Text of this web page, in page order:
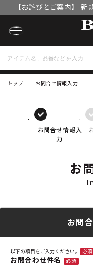
【お詫びとご案内】 新
OFFクーポ
トップ お問合せ情報入力
お問合せ情報入
力
お
お問
以下の項目をご入力ください。 必須
お問合わせ件名 必須